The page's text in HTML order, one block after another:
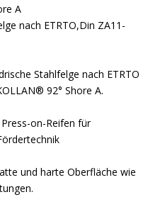
A
nach ETRTO,Din ZA11-
Stahlfelge nach ETRTO
92° Shore A.
on-Reifen für
und harte Oberfläche wie